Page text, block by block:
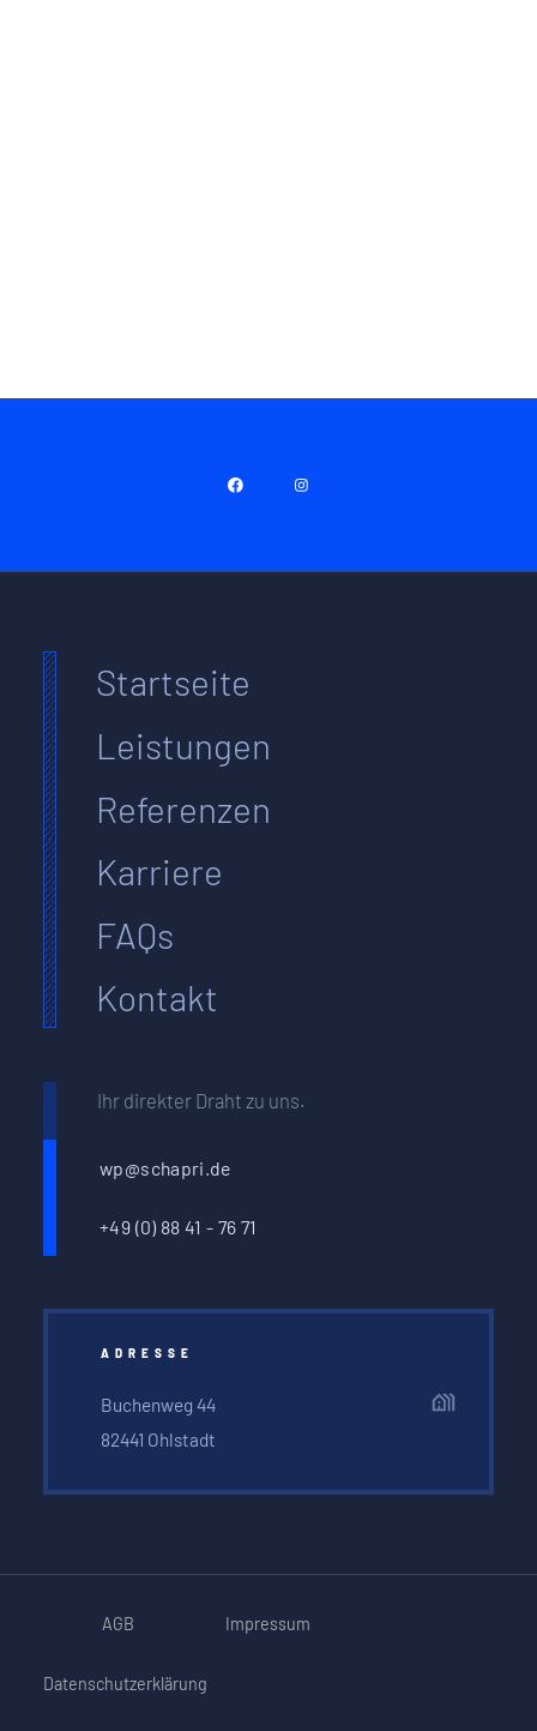
Startseite
Leistungen
Referenzen
Karriere
FAQs
Kontakt
Ihr direkter Draht zu uns.
wp@schapri.de
+49 (0) 88 41 - 76 71
ADRESSE
Buchenweg 44
82441 Ohlstadt
AGB Impressum
Datenschutzerklärung